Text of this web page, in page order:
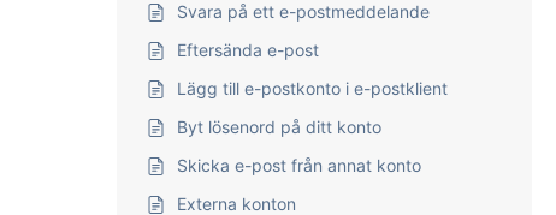
Svara på ett e-postmeddelande
Eftersända e-post
Lägg till e-postkonto i e-postklient
Byt lösenord på ditt konto
Skicka e-post från annat konto
Externa konton